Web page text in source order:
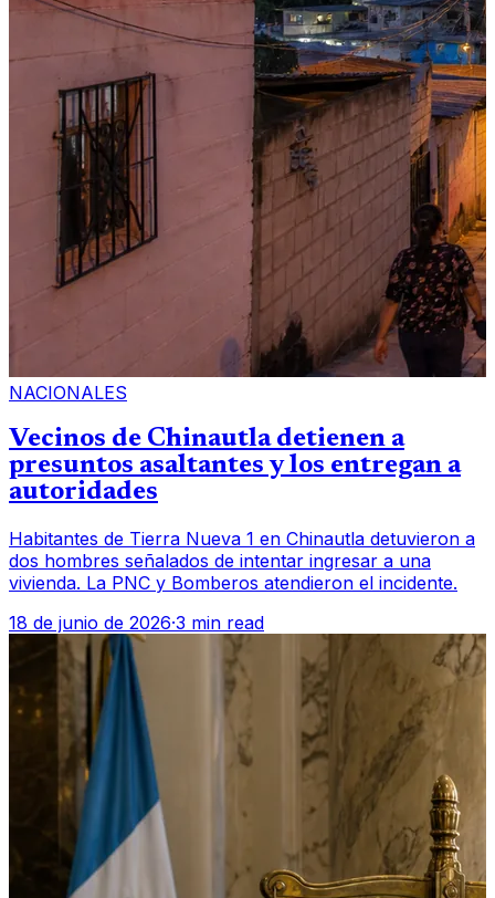
NACIONALES
Vecinos de Chinautla detienen a
presuntos asaltantes y los entregan a
autoridades
Habitantes de Tierra Nueva 1 en Chinautla detuvieron a
dos hombres señalados de intentar ingresar a una
vivienda. La PNC y Bomberos atendieron el incidente.
18 de junio de 2026·3 min read